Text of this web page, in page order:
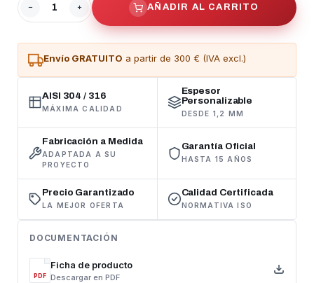
AÑADIR AL CARRITO
Envío GRATUITO a partir de 300 € (IVA excl.)
AISI 304 / 316
MÁXIMA CALIDAD
Espesor
Personalizable
DESDE 1,2 MM
Fabricación a Medida
ADAPTADA A SU
PROYECTO
Garantía Oficial
HASTA 15 AÑOS
Precio Garantizado
LA MEJOR OFERTA
Calidad Certificada
NORMATIVA ISO
DOCUMENTACIÓN
PDF
Ficha de producto
Descargar en PDF